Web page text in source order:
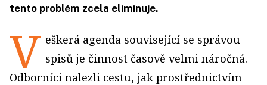
tento problém zcela eliminuje.
V eškerá agenda související se správou
spisů je činnost časově velmi náročná.
Odborníci nalezli cestu, jak prostřednictvím